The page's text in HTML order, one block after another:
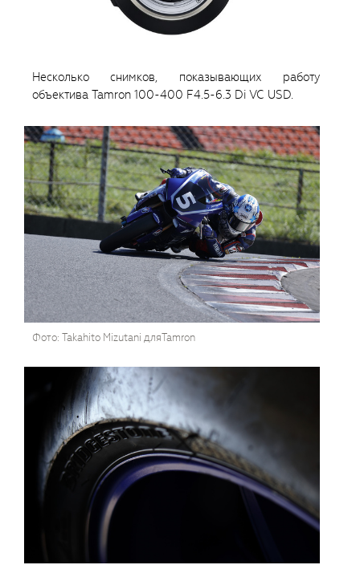
Несколько снимков, показывающих работу
объектива Tamron 100-400 F4.5-6.3 Di VC USD.
Фото: Takahito Mizutani дляTamron